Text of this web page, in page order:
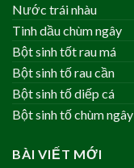
Nước trái nhàu
Tinh dầu chùm ngây
Bột sinh tốt rau má
Bột sinh tố rau cần
Bột sinh tố diếp cá
Bột sinh tố chùm ngây
BÀI VIẾT MỚI